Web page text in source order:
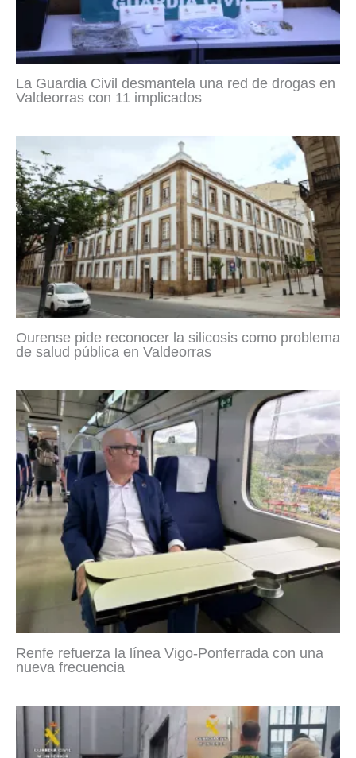
La Guardia Civil desmantela una red de drogas en
Valdeorras con 11 implicados
Ourense pide reconocer la silicosis como problema
de salud pública en Valdeorras
Renfe refuerza la línea Vigo-Ponferrada con una
nueva frecuencia